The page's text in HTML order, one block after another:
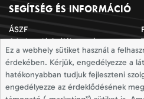
SEGÍTSÉG ÉS INFORMÁCIÓ
ÁSZF
Adatkezelési tájékoztató
Jogi nyilatkozat
Elállási nyilatkozat
Szállítási információk
Ez a webhely sütiket használ a
érdekében. Kérjük, engedélyezze a
hatékonyabban tudjuk fejleszteni
engedélyezze az érdeklődésének